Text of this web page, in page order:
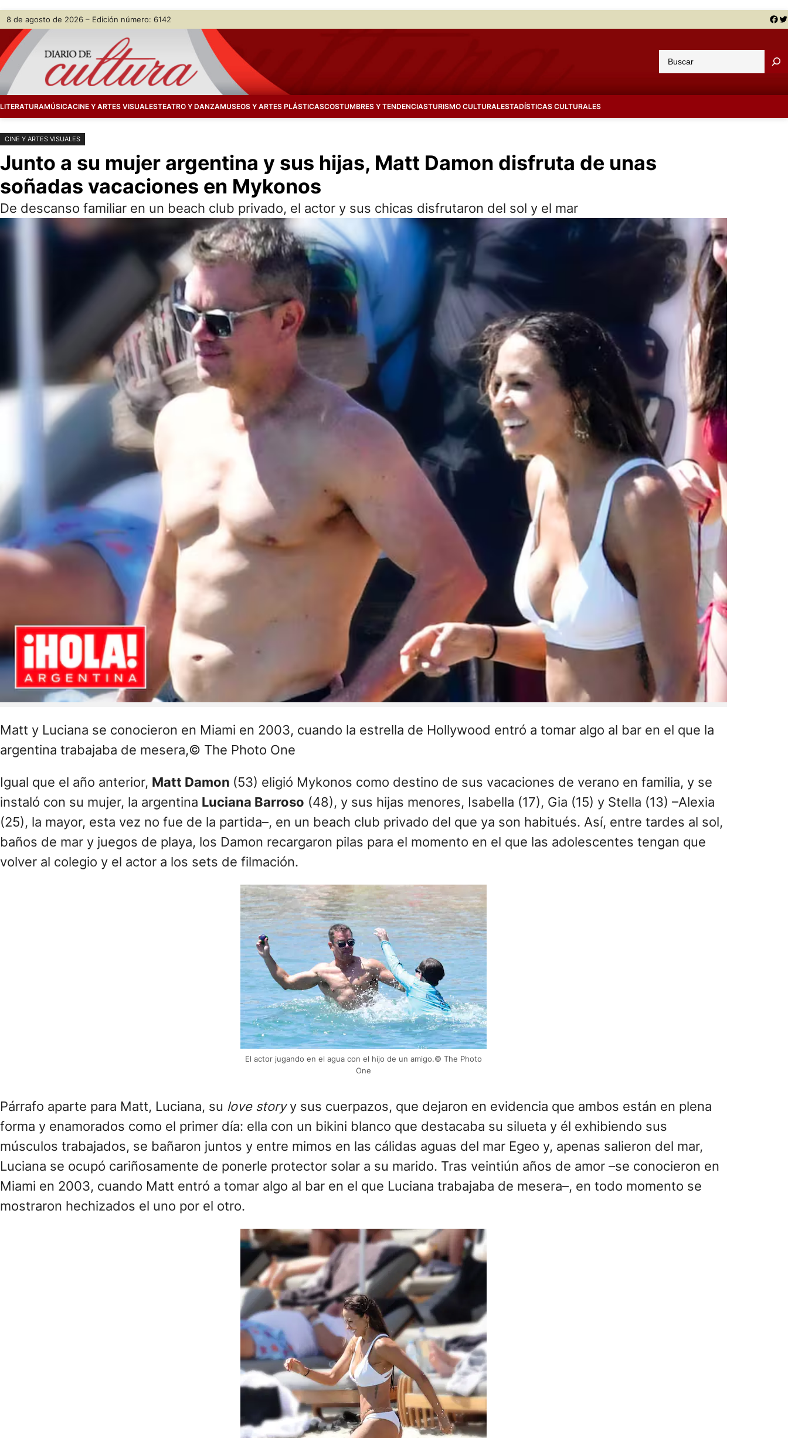
Saltar
contenido
Skip
content
8 de agosto de 2026 – Edición número: 6142 Facebook Twitter
u
a
LITERATURAMÚSICACINE Y ARTES VISUALESTEATRO Y DANZAMUSEOS Y ARTES PLÁSTICASCOSTUMBRES Y TENDENCIASTURISMO CULTURALESTADÍSTICAS CULTURALES
CINE Y ARTES VISUALES
Junto a su mujer argentina y sus hijas, Matt Damon disfruta de unas
soñadas vacaciones en Mykonos
De descanso familiar en un beach club privado, el actor y sus chicas disfrutaron del sol y el mar
Matt y Luciana se conocieron en Miami en 2003, cuando la estrella de Hollywood entró a tomar algo al bar en el que la
argentina trabajaba de mesera,© The Photo One
Igual que el año anterior, Matt Damon (53) eligió Mykonos como destino de sus vacaciones de verano en familia, y se
instaló con su mujer, la argentina Luciana Barroso (48), y sus hijas menores, Isabella (17), Gia (15) y Stella (13) –Alexia
(25), la mayor, esta vez no fue de la partida–, en un beach club privado del que ya son habitués. Así, entre tardes al sol,
baños de mar y juegos de playa, los Damon recargaron pilas para el momento en el que las adolescentes tengan que
volver al colegio y el actor a los sets de filmación.
El actor jugando en el agua con el hijo de un amigo.© The Photo
One
Párrafo aparte para Matt, Luciana, su love storyy sus cuerpazos, que dejaron en evidencia que ambos están en plena
forma y enamorados como el primer día: ella con un bikini blanco que destacaba su silueta y él exhibiendo sus
músculos trabajados, se bañaron juntos y entre mimos en las cálidas aguas del mar Egeo y, apenas salieron del mar,
Luciana se ocupó cariñosamente de ponerle protector solar a su marido. Tras veintiún años de amor –se conocieron en
Miami en 2003, cuando Matt entró a tomar algo al bar en el que Luciana trabajaba de mesera–, en todo momento se
mostraron hechizados el uno por el otro.